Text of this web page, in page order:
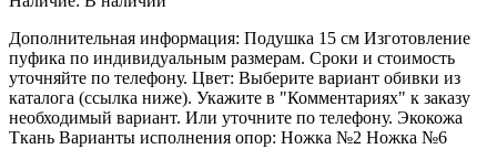
Дополнительная информация: Подушка 15 см Изготовление
пуфика по индивидуальным размерам. Сроки и стоимость
уточняйте по телефону. Цвет: Выберите вариант обивки из
каталога (ссылка ниже). Укажите в "Комментариях" к заказу
необходимый вариант. Или уточните по телефону. Экокожа
Ткань Варианты исполнения опор: Ножка №2 Ножка №6